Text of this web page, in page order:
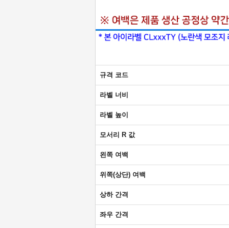
규격 코드
라벨 너비
라벨 높이
모서리 R 값
왼쪽 여백
위쪽(상단) 여백
상하 간격
좌우 간격